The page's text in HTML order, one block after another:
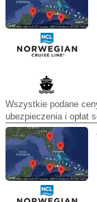
Wszystkie podane
ubezpieczenia i opłat